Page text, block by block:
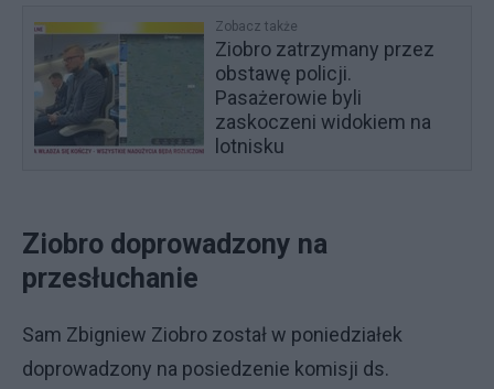
Zobacz także
Ziobro zatrzymany przez
obstawę policji.
Pasażerowie byli
zaskoczeni widokiem na
lotnisku
Ziobro doprowadzony na
przesłuchanie
Sam Zbigniew Ziobro został w poniedziałek
doprowadzony na posiedzenie komisji ds.